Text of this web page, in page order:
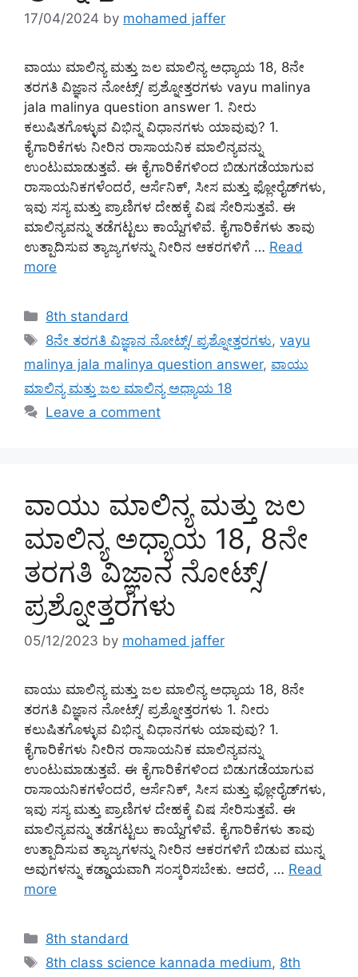
17/04/2024 by mohamed jaffer
ವಾಯು ಮಾಲಿನ್ಯ ಮತ್ತು ಜಲ ಮಾಲಿನ್ಯ ಅಧ್ಯಾಯ 18, 8ನೇ
ತರಗತಿ ವಿಜ್ಞಾನ ನೋಟ್ಸ್/ ಪ್ರಶ್ನೋತ್ತರಗಳು vayu malinya
jala malinya question answer 1. ನೀರು
ಕಲುಷಿತಗೊಳ್ಳುವ ವಿಭಿನ್ನ ವಿಧಾನಗಳು ಯಾವುವು? 1.
ಕೈಗಾರಿಕೆಗಳು ನೀರಿನ ರಾಸಾಯನಿಕ ಮಾಲಿನ್ಯವನ್ನು
ಉಂಟುಮಾಡುತ್ತವೆ. ಈ ಕೈಗಾರಿಕೆಗಳಿಂದ ಬಿಡುಗಡೆಯಾಗುವ
ರಾಸಾಯನಿಕಗಳೆಂದರೆ, ಆರ್ಸೆನಿಕ್, ಸೀಸ ಮತ್ತು ಫ್ಲೋರೈಡ್‌ಗಳು,
ಇವು ಸಸ್ಯ ಮತ್ತು ಪ್ರಾಣಿಗಳ ದೇಹಕ್ಕೆ ವಿಷ ಸೇರಿಸುತ್ತವೆ. ಈ
ಮಾಲಿನ್ಯವನ್ನು ತಡೆಗಟ್ಟಲು ಕಾಯ್ದೆಗಳಿವೆ. ಕೈಗಾರಿಕೆಗಳು ತಾವು
ಉತ್ಪಾದಿಸುವ ತ್ಯಾಜ್ಯಗಳನ್ನು ನೀರಿನ ಆಕರಗಳಿಗೆ … Read
more
Categories
8th standard
Tags
8ನೇ ತರಗತಿ ವಿಜ್ಞಾನ ನೋಟ್ಸ್/ ಪ್ರಶ್ನೋತ್ತರಗಳು,vayu
malinya jala malinya question answer, ವಾಯು
ಮಾಲಿನ್ಯ ಮತ್ತು ಜಲ ಮಾಲಿನ್ಯ ಅಧ್ಯಾಯ 18
Leave a comment
ವಾಯು ಮಾಲಿನ್ಯ ಮತ್ತು ಜಲ
ಮಾಲಿನ್ಯ ಅಧ್ಯಾಯ 18, 8ನೇ
ತರಗತಿ ವಿಜ್ಞಾನ ನೋಟ್ಸ್/
ಪ್ರಶ್ನೋತ್ತರಗಳು
05/12/2023 by mohamed jaffer
ವಾಯು ಮಾಲಿನ್ಯ ಮತ್ತು ಜಲ ಮಾಲಿನ್ಯ ಅಧ್ಯಾಯ 18, 8ನೇ
ತರಗತಿ ವಿಜ್ಞಾನ ನೋಟ್ಸ್/ ಪ್ರಶ್ನೋತ್ತರಗಳು 1. ನೀರು
ಕಲುಷಿತಗೊಳ್ಳುವ ವಿಭಿನ್ನ ವಿಧಾನಗಳು ಯಾವುವು? 1.
ಕೈಗಾರಿಕೆಗಳು ನೀರಿನ ರಾಸಾಯನಿಕ ಮಾಲಿನ್ಯವನ್ನು
ಉಂಟುಮಾಡುತ್ತವೆ. ಈ ಕೈಗಾರಿಕೆಗಳಿಂದ ಬಿಡುಗಡೆಯಾಗುವ
ರಾಸಾಯನಿಕಗಳೆಂದರೆ, ಆರ್ಸೆನಿಕ್, ಸೀಸ ಮತ್ತು ಫ್ಲೋರೈಡ್‌ಗಳು,
ಇವು ಸಸ್ಯ ಮತ್ತು ಪ್ರಾಣಿಗಳ ದೇಹಕ್ಕೆ ವಿಷ ಸೇರಿಸುತ್ತವೆ. ಈ
ಮಾಲಿನ್ಯವನ್ನು ತಡೆಗಟ್ಟಲು ಕಾಯ್ದೆಗಳಿವೆ. ಕೈಗಾರಿಕೆಗಳು ತಾವು
ಉತ್ಪಾದಿಸುವ ತ್ಯಾಜ್ಯಗಳನ್ನು ನೀರಿನ ಆಕರಗಳಿಗೆ ಬಿಡುವ ಮುನ್ನ
ಅವುಗಳನ್ನು ಕಡ್ಡಾಯವಾಗಿ ಸಂಸ್ಕರಿಸಬೇಕು. ಆದರೆ, … Read
more
Categories
8th standard
Tags
8th class science kannada medium, 8th